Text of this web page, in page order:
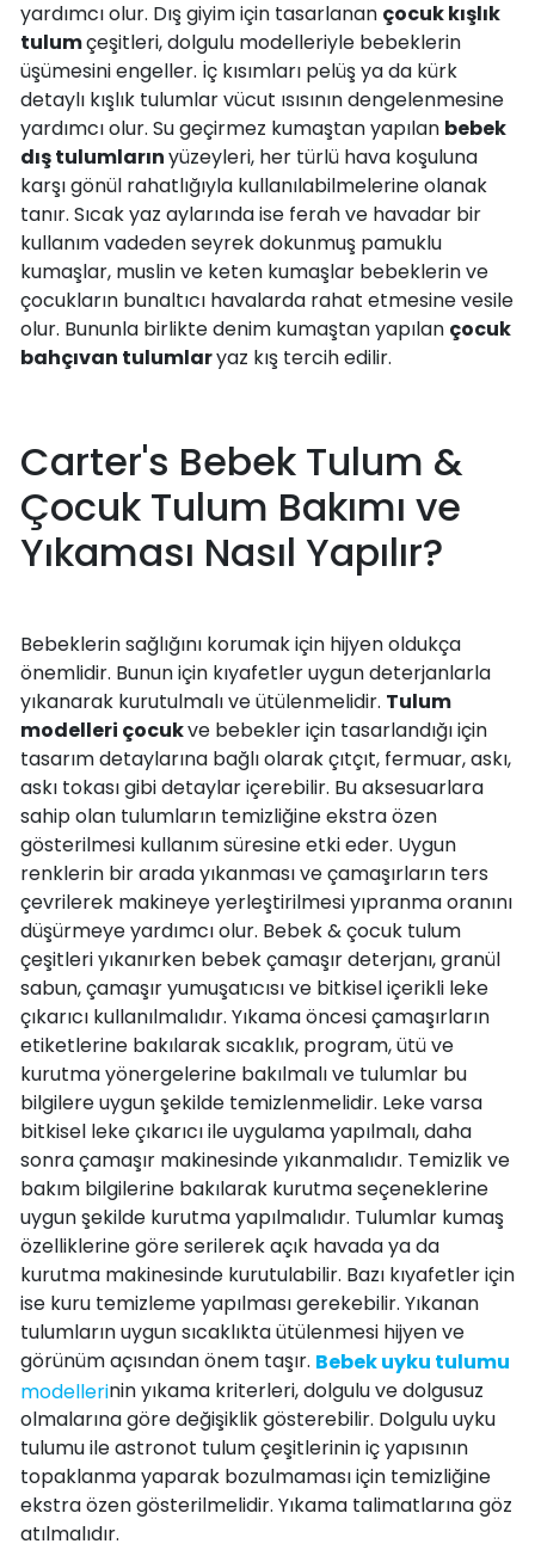
yardımcı olur. Dış giyim için tasarlanan çocuk kışlık
tulumçeşitleri, dolgulu modelleriyle bebeklerin
üşümesini engeller. İç kısımları pelüş ya da kürk
detaylı kışlık tulumlar vücut ısısının dengelenmesine
yardımcı olur. Su geçirmez kumaştan yapılan bebek
dış tulumlarınyüzeyleri, her türlü hava koşuluna
karşı gönül rahatlığıyla kullanılabilmelerine olanak
tanır. Sıcak yaz aylarında ise ferah ve havadar bir
kullanım vadeden seyrek dokunmuş pamuklu
kumaşlar, muslin ve keten kumaşlar bebeklerin ve
çocukların bunaltıcı havalarda rahat etmesine vesile
olur. Bununla birlikte denim kumaştan yapılan çocuk
bahçıvan tulumlaryaz kış tercih edilir.
Carter's Bebek Tulum &
Çocuk Tulum Bakımı ve
Yıkaması Nasıl Yapılır?
Bebeklerin sağlığını korumak için hijyen oldukça
önemlidir. Bunun için kıyafetler uygun deterjanlarla
yıkanarak kurutulmalı ve ütülenmelidir. Tulum
modelleri çocukve bebekler için tasarlandığı için
tasarım detaylarına bağlı olarak çıtçıt, fermuar, askı,
askı tokası gibi detaylar içerebilir. Bu aksesuarlara
sahip olan tulumların temizliğine ekstra özen
gösterilmesi kullanım süresine etki eder. Uygun
renklerin bir arada yıkanması ve çamaşırların ters
çevrilerek makineye yerleştirilmesi yıpranma oranını
düşürmeye yardımcı olur. Bebek & çocuk tulum
çeşitleri yıkanırken bebek çamaşır deterjanı, granül
sabun, çamaşır yumuşatıcısı ve bitkisel içerikli leke
çıkarıcı kullanılmalıdır. Yıkama öncesi çamaşırların
etiketlerine bakılarak sıcaklık, program, ütü ve
kurutma yönergelerine bakılmalı ve tulumlar bu
bilgilere uygun şekilde temizlenmelidir. Leke varsa
bitkisel leke çıkarıcı ile uygulama yapılmalı, daha
sonra çamaşır makinesinde yıkanmalıdır. Temizlik ve
bakım bilgilerine bakılarak kurutma seçeneklerine
uygun şekilde kurutma yapılmalıdır. Tulumlar kumaş
özelliklerine göre serilerek açık havada ya da
kurutma makinesinde kurutulabilir. Bazı kıyafetler için
ise kuru temizleme yapılması gerekebilir. Yıkanan
tulumların uygun sıcaklıkta ütülenmesi hijyen ve
görünüm açısından önem taşır. Bebek uyku tulumu
modellerinin yıkama kriterleri, dolgulu ve dolgusuz
olmalarına göre değişiklik gösterebilir. Dolgulu uyku
tulumu ile astronot tulum çeşitlerinin iç yapısının
topaklanma yaparak bozulmaması için temizliğine
ekstra özen gösterilmelidir. Yıkama talimatlarına göz
atılmalıdır.